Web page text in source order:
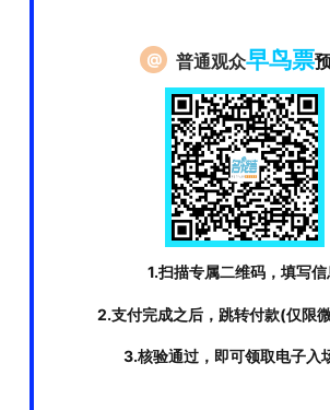
@ 普通观众早鸟票
1.扫描专属二维码，填写信
2.支付完成之后，跳转付款(仅限微
3.核验通过，即可领取电子入